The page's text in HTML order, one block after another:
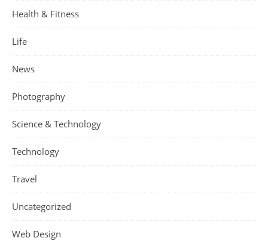
Health & Fitness
Life
News
Photography
Science & Technology
Technology
Travel
Uncategorized
Web Design